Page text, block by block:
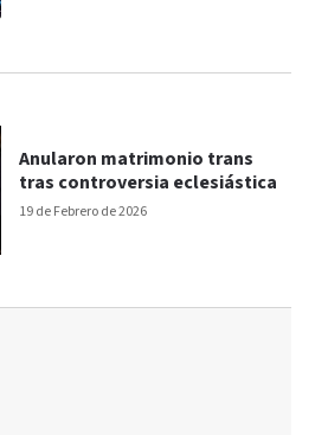
19 de Febrero de 2026
Anularon matrimonio trans
tras controversia eclesiástica